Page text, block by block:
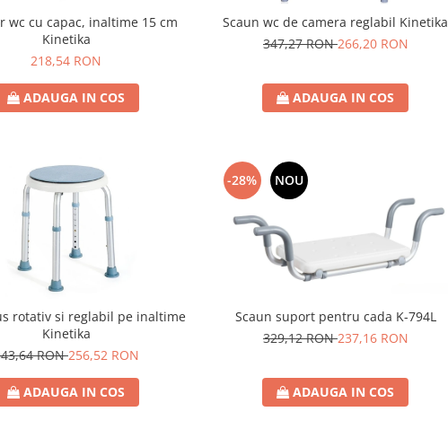
wc cu capac, inaltime 15 cm
Kinetika
218,54 RON
ADAUGA IN COS
Scaun wc de camera reglabil Kinetika
347,27 RON266,20 RON
ADAUGA IN COS
rotativ si reglabil pe inaltime
Kinetika
RON256,52 RON
ADAUGA IN COS
-28% NOU
Scaun suport pentru cada K-794L
329,12 RON237,16 RON
ADAUGA IN COS